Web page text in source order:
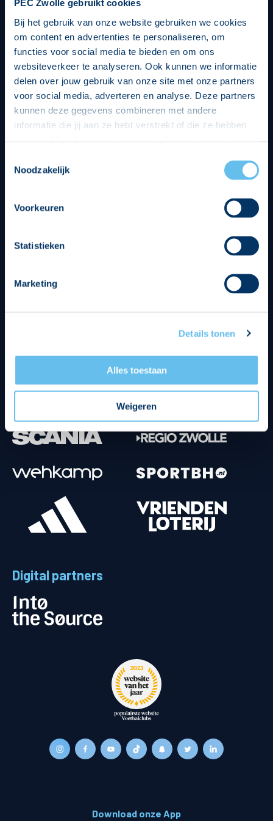
PEC Zwolle gebruikt cookies
Bij het gebruik van onze website gebruiken we cookies
om content en advertenties te personaliseren, om
functies voor social media te bieden en om ons
websiteverkeer te analyseren. Ook kunnen we informatie
delen over jouw gebruik van onze site met onze partners
voor social media, adverteren en analyse. Deze partners
kunnen deze gegevens combineren met andere
informatie die jij aan ze hebt verstrekt of die ze hebben
op een veilige en integere wijze. Je kunt je toestemming
beheren op de privacy- en cookieverklaring pagina.
Noodzakelijk
Voorkeuren
Statistieken
Marketing
Details tonen
Alles toestaan
Weigeren
Digital partners
Download onze App